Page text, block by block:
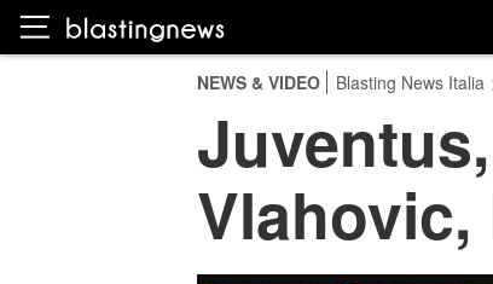
NEWS & VIDEO Blasting News Italia